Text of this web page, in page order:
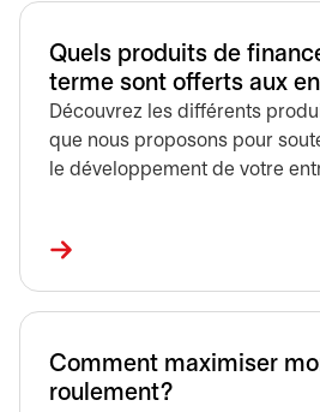
Quels produits de
terme sont offerts aux
Découvrez les différents
que nous proposons pour
le développement de votre
Comment maximiser
roulement?